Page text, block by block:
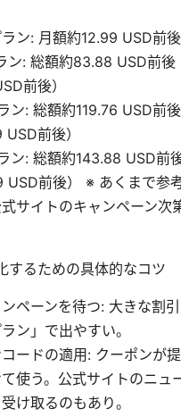
ン: 月額約12.99 USD前後
ン: 総額約83.88 USD前後
前後）
ン: 総額約119.76 USD前
前後）
ン: 総額約143.88 USD前
USD前後） ※ あくまで参
サイトのキャンペーン次
するための具体的なコツ
ペーンを待つ: 大きな割
ン」で出やすい。
ードの適用: クーポンが
使う。公式サイトのニュ
け取るのもあり。